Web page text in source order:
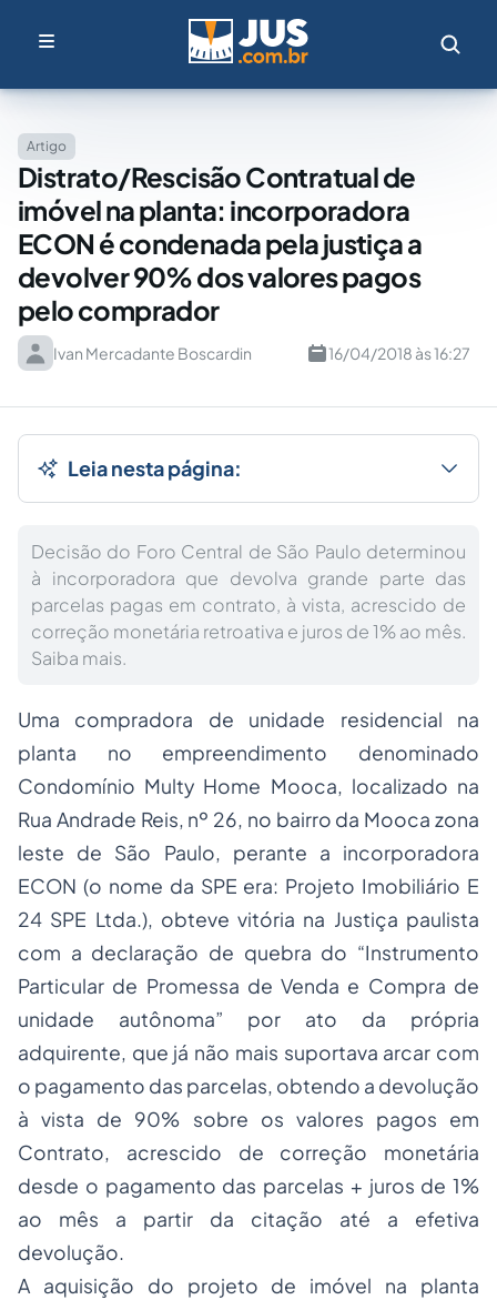
Artigo
Distrato/Rescisão Contratual de
imóvel na planta: incorporadora
ECON é condenada pela justiça a
devolver 90% dos valores pagos
pelo comprador
Ivan Mercadante Boscardin 16/04/2018 às 16:27
Leia nesta página:
Decisão do Foro Central de São Paulo determinou
à incorporadora que devolva grande parte das
parcelas pagas em contrato, à vista, acrescido de
correção monetária retroativa e juros de 1% ao mês.
Saiba mais.
Uma compradora de unidade residencial na
planta no empreendimento denominado
Condomínio Multy Home Mooca, localizado na
Rua Andrade Reis, nº 26, no bairro da Mooca zona
leste de São Paulo, perante a incorporadora
ECON (o nome da SPE era: Projeto Imobiliário E
24 SPE Ltda.), obteve vitória na Justiça paulista
com a declaração de quebra do “Instrumento
Particular de Promessa de Venda e Compra de
unidade autônoma” por ato da própria
adquirente, que já não mais suportava arcar com
o pagamento das parcelas, obtendo a devolução
à vista de 90% sobre os valores pagos em
Contrato, acrescido de correção monetária
desde o pagamento das parcelas + juros de 1%
ao mês a partir da citação até a efetiva
devolução.
A aquisição do projeto de imóvel na planta